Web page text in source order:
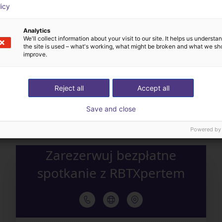
nam swoje wyzwanie
automatyzacyjne
komponenty – od
akcesoria
Analytics
We'll collect information about your visit to our site. It helps us
the site is used – what's working, what might be broken and what we
improve.
Accept all
Reject all
Save and close
Powered by